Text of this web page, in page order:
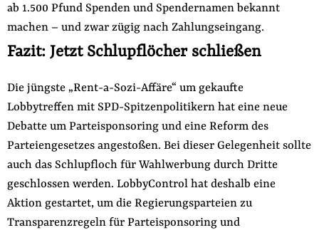
ab 1.500 Pfund Spenden und Spendernamen bekannt
machen – und zwar zügig nach Zahlungseingang.
Fazit: Jetzt Schlupflöcher schließen
Die jüngste „Rent-a-Sozi-Affäre“ um gekaufte
Lobbytreffen mit SPD-Spitzenpolitikern hat eine neue
Debatte um Parteisponsoring und eine Reform des
Parteiengesetzes angestoßen. Bei dieser Gelegenheit sollte
auch das Schlupfloch für Wahlwerbung durch Dritte
geschlossen werden. LobbyControl hat deshalb eine
Aktion gestartet, um die Regierungsparteien zu
Transparenzregeln für Parteisponsoring und